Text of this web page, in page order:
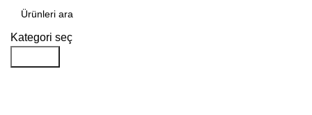
Kategori seç